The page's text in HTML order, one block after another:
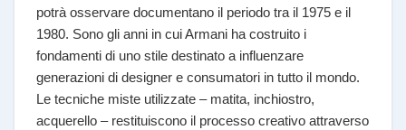
potrà osservare documentano il periodo tra il 1975 e il
1980. Sono gli anni in cui Armani ha costruito i
fondamenti di uno stile destinato a influenzare
generazioni di designer e consumatori in tutto il mondo.
Le tecniche miste utilizzate – matita, inchiostro,
acquerello – restituiscono il processo creativo attraverso